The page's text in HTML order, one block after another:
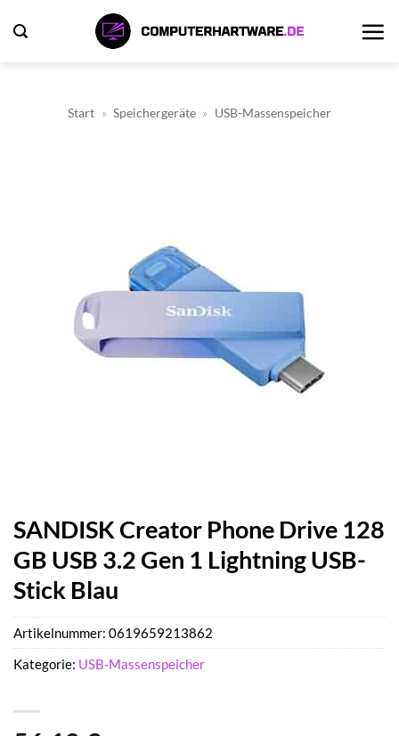
Inhalt
Start » Speichergeräte » USB-Massenspeicher
SANDISK Creator Phone Drive 128
GB USB 3.2 Gen 1 Lightning USB-
Stick Blau
Artikelnummer: 0619659213862
Kategorie: USB-Massenspeicher